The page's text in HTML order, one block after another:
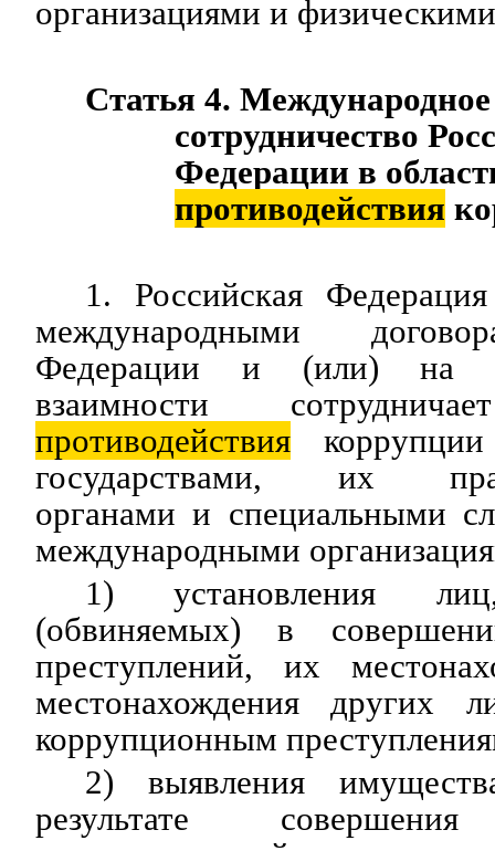
организациями и
Статья 4. Международное
сотрудничество
Федерации в
противодействия
1. Российская
международными
Федерации и (или) на
взаимности
противодействия
государствами, их
органами и специальными
международными
1) установления
(обвиняемых) в
преступлений, их
местонахождения других
коррупционным
2) выявления
результате